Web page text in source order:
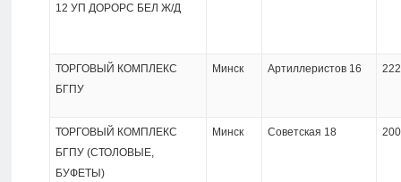
12 УП ДОРОРС БЕЛ Ж/Д
ТОРГОВЫЙ КОМПЛЕКС
БГПУ
Минск Артиллеристов 16
ТОРГОВЫЙ КОМПЛЕКС
БГПУ (СТОЛОВЫЕ,
БУФЕТЫ)
Минск Советская 18